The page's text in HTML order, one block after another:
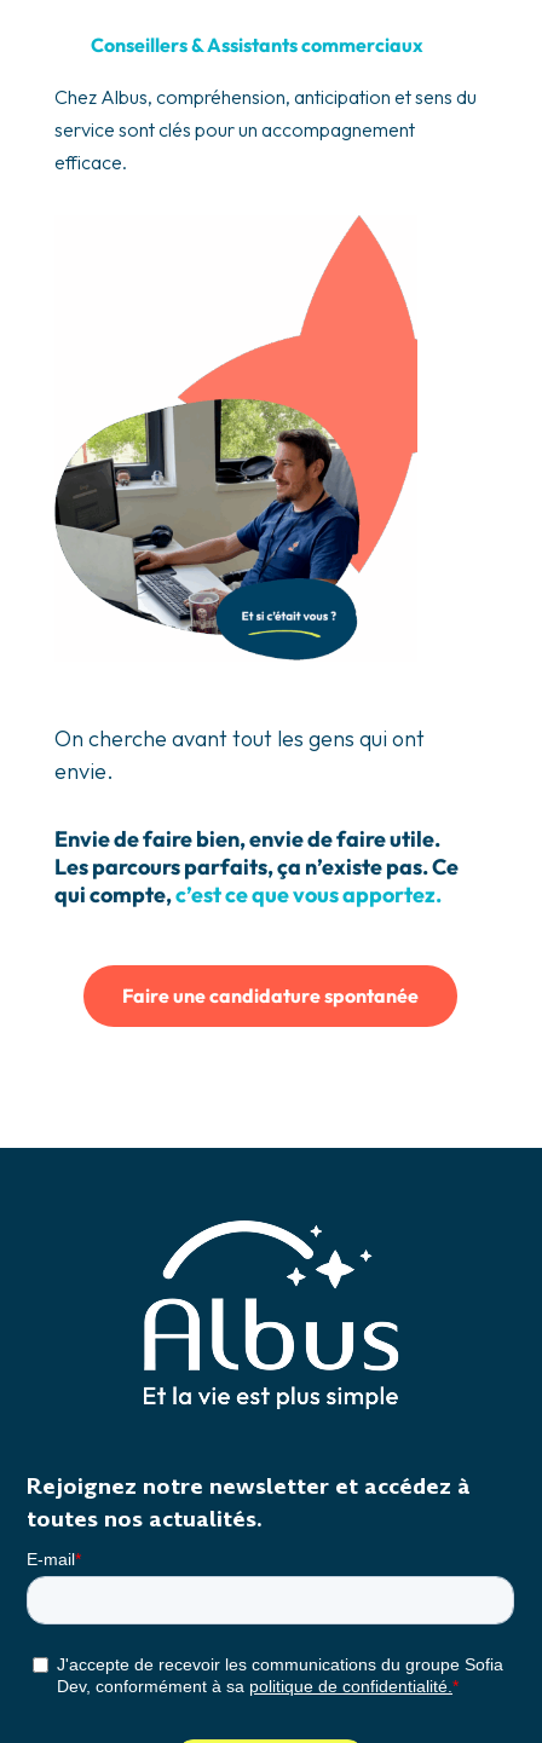
Conseillers & Assistants commerciaux
Chez Albus, compréhension, anticipation et sens du
service sont clés pour un accompagnement
efficace.
On cherche avant tout les gens qui ont
envie.
Envie de faire bien, envie de faire utile.
Les parcours parfaits, ça n’existe pas. Ce
qui compte,c’est ce que vous apportez.
Faire une candidature spontanée
Rejoignez notre newsletter et accédez à
toutes nos actualités.